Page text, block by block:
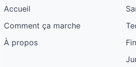
Accueil
Comment ça marche
À propos